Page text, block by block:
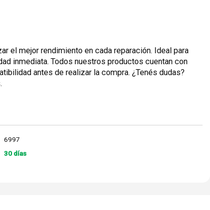
el mejor rendimiento en cada reparación. Ideal para
inmediata. Todos nuestros productos cuentan con
antes de realizar la compra. ¿Tenés dudas?
6997
30 días